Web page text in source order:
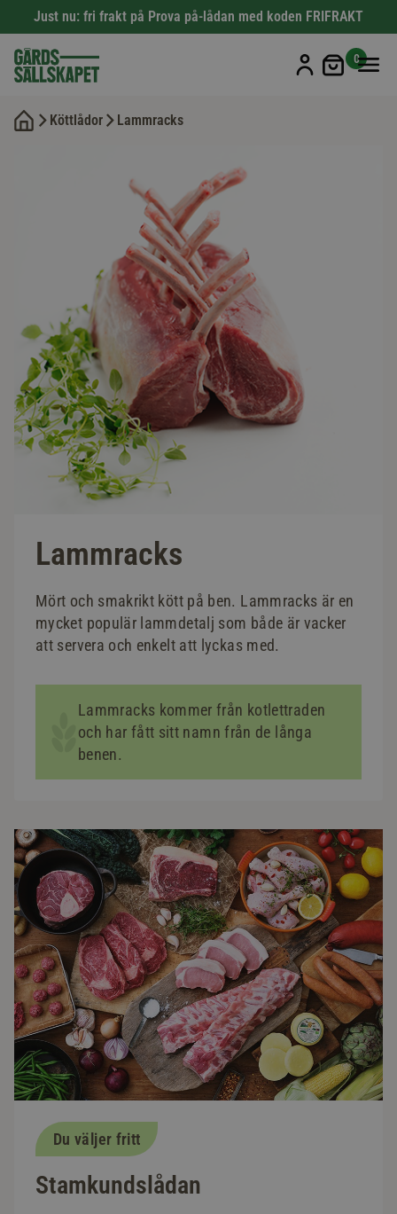
Just nu: fri frakt på Prova på-lådan med koden FRIFRAKT
Min
0
Köttlådor Lammracks
Lammracks
Mört och smakrikt kött på ben. Lammracks är en
mycket populär lammdetalj som både är vacker
att servera och enkelt att lyckas med.
Lammracks kommer från kotlettraden
och har fått sitt namn från de långa
benen.
Du väljer fritt
Stamkundslådan